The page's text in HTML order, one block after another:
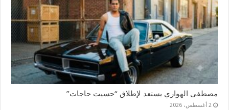
مصطفى الهواري يستعد لإطلاق “حسيت حاجات”
2 أغسطس، 2026